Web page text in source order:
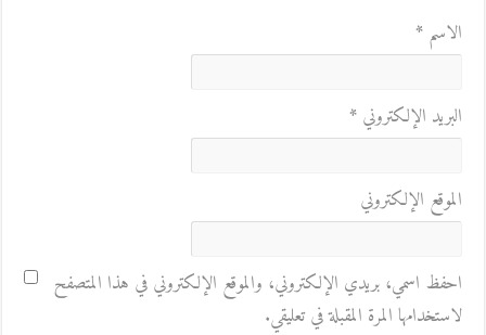
الاسم*
البريد الإلكتروني*
الموقع الإلكتروني
احفظ اسمي، بريدي الإلكتروني، والموقع الإلكتروني في هذا المتصفح
لاستخدامها المرة المقبلة في تعليقي.